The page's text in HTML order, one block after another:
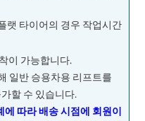
랫 타이어의 경우 작업시간
이 가능합니다.
일반 승용차용 리프트를
할 수 있습니다.
따라 배송 시점에 회원이